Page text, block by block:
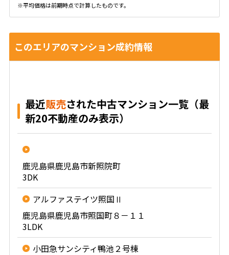
※平均価格は前期時点で計算したものです。
このエリアのマンション成約情報
最近販売された中古マンション一覧（最
新20不動産のみ表示）
鹿児島県鹿児島市新照院町
3DK
アルファステイツ照国Ⅱ
鹿児島県鹿児島市照国町８－１１
3LDK
小田急サンシティ鴨池２号棟